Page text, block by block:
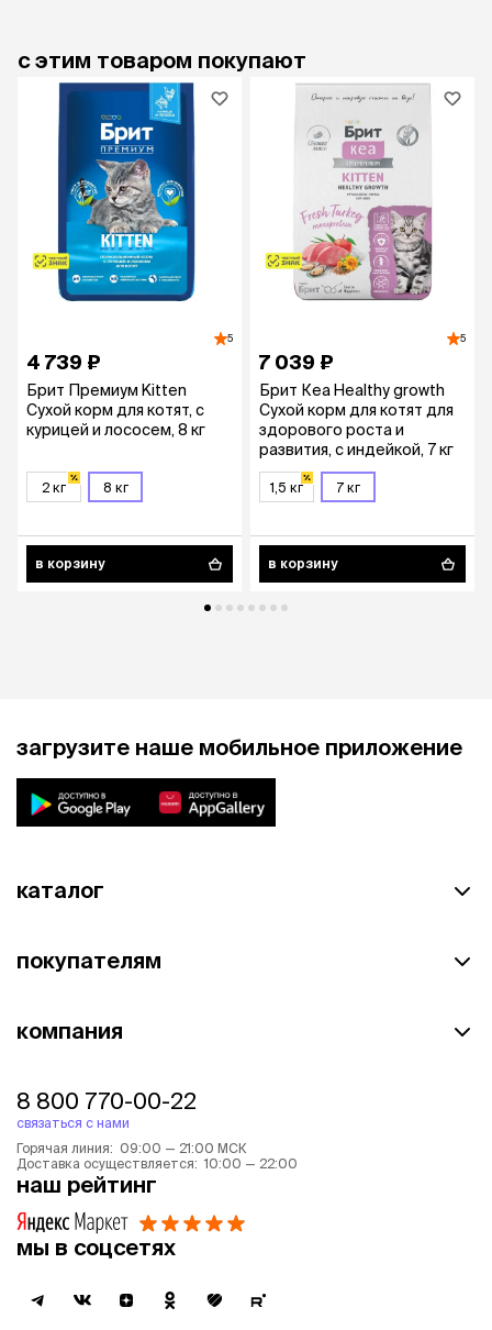
с этим товаром покупают
5
4 739 ₽
Брит Премиум Kitten
Сухой корм для котят, с
курицей и лососем, 8 кг
2 кг 8 кг
в корзину
5
7 039 ₽
Брит Кеа Healthy growth
Сухой корм для котят для
здорового роста и
развития, с индейкой, 7 кг
1,5 кг 7 кг
в корзину
загрузите наше мобильное приложение
каталог
покупателям
компания
8 800 770-00-22
связаться с нами
Горячая линия: 09:00 — 21:00 МСК
Доставка осуществляется: 10:00 — 22:00
наш рейтинг
мы в соцсетях